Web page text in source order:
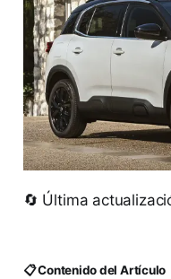
🔄 Última
📋 Contenido del Artículo